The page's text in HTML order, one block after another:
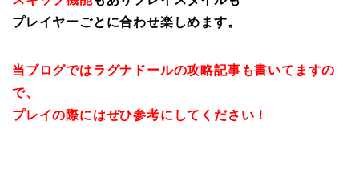
プレイヤーごとに合わせ楽しめます。
当ブログではラグナドールの攻略記事も書いてますの
で、
プレイの際にはぜひ参考にしてください！